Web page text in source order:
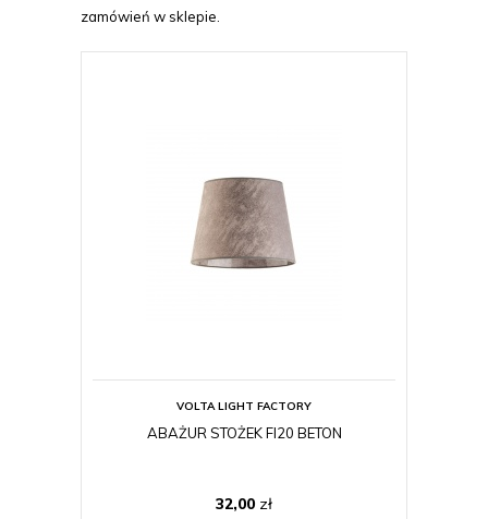
zamówień w sklepie.
VOLTA LIGHT FACTORY
ABAŻUR STOŻEK FI20 BETON
32,00 zł